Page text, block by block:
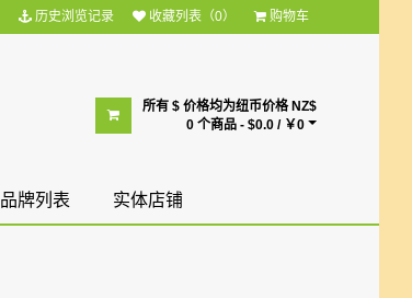
历史浏览记录 收藏列表（0） 购物车
所有 $ 价格均为纽币价格 NZ$
0 个商品 - $0.0 / ￥0
品牌列表 实体店铺